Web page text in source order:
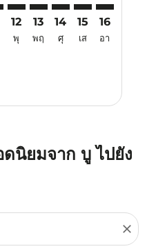
12
พุ
13
พฤ
14
ศุ
15
เส
16
อา
ดนิยมจาก บู ไปยัง
close